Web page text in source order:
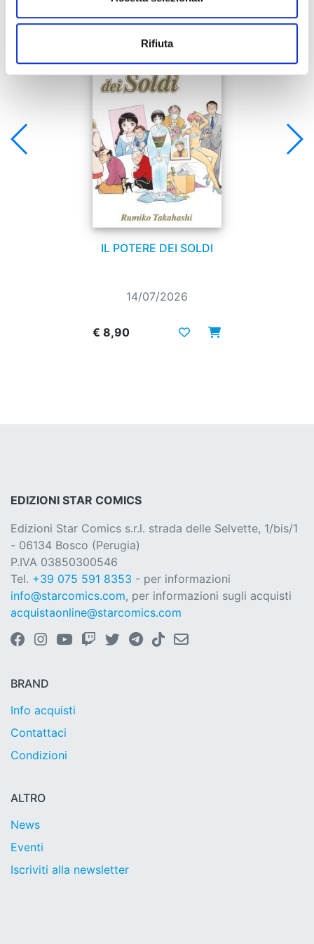
Rifiuta
Se ti è piaciuto prova anche:
IL POTERE DEI SOLDI
14/07/2026
€ 8,90
EDIZIONI STAR COMICS
Edizioni Star Comics s.r.l. strada delle Selvette, 1/bis/1
- 06134 Bosco (Perugia)
P.IVA 03850300546
Tel. +39 075 591 8353 - per informazioni
info@starcomics.com, per informazioni sugli acquisti
acquistaonline@starcomics.com
BRAND
Info acquisti
Contattaci
Condizioni
ALTRO
News
Eventi
Iscriviti alla newsletter